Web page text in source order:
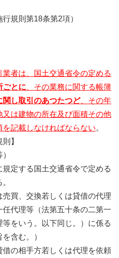
規則第18条第2項）
業者は、国土交通省令の定める
ごとに 、その業務に関する帳簿
関し取引のあつたつど、その年
又は建物の所在及び面積その他
記載しなければならない。
】
定する国土交通省令で定める
買、交換若しくは貸借の代理
代理等（法第五十条の二第一
をいう。以下同じ。）に係る
含む。）
の相手方若しくは代理を依頼